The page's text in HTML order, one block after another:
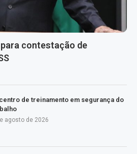
contestação de
de treinamento em segurança do
agosto de 2026